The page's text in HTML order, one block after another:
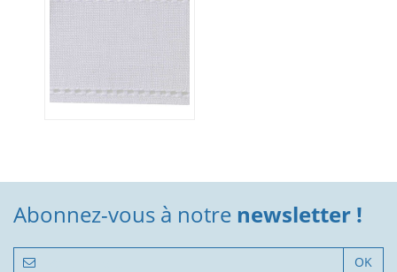
Abonnez-vous à notre newsletter !
OK